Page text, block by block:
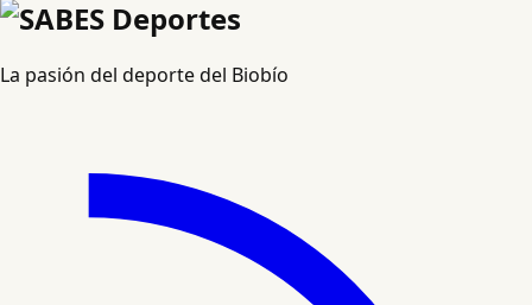
La pasión del deporte del Biobío